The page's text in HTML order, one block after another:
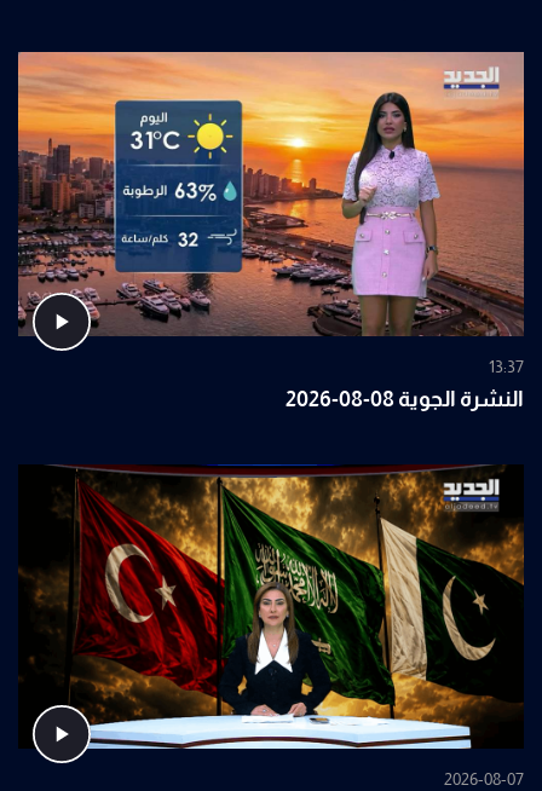
13:37
النشرة الجوية 08-08-2026
2026-08-07